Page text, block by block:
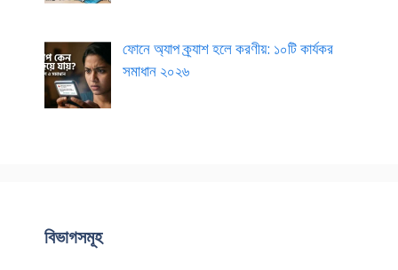
ফোনে অ্যাপ ক্র্যাশ হলে করণীয়: ১০টি কার্যকর
সমাধান ২০২৬
বিভাগসমূহ